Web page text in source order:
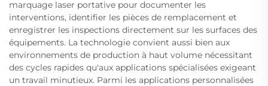
marquage laser portative pour documenter les
interventions, identifier les pièces de remplacement et
enregistrer les inspections directement sur les surfaces des
équipements. La technologie convient aussi bien aux
environnements de production à haut volume nécessitant
des cycles rapides qu'aux applications spécialisées exigeant
un travail minutieux. Parmi les applications personnalisées